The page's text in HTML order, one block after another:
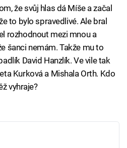
že svůj hlas dá Míše a začal
to bylo spravedlivé. Ale bral
rozhodnout mezi mnou a
šanci nemám. Takže mu to
David Hanzlík. Ve vile tak
Kurková a Mishala Orth. Kdo
vyhraje?